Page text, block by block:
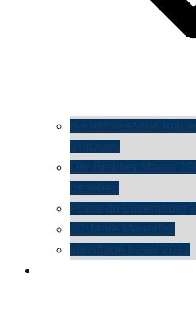
die vermessene
Vintages
Die Berliner Mauer
gesehen
Place du Luxemburg
30 Jahre Mauerfall
kunsttage basel 2021